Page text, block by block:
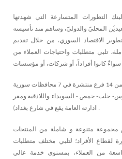
التطورات المتسارعة التي شهدتها
المحليّ والدوليّ، وساهم منذ تأسيسه
الاقتصاد السوري، من خلال تقديم
تلبي متطلبات واحتياجات العملاء من
يقدم البنك خدماته عبر شبكة من 14 فرع منتشرة في 7 محافظات سورية
حمص - السويداء واللاذقية ومقر
ادارته العامة يقع في شارع بغداد) .
مجموعة متنوعة و شاملة من المنتجات
لقطاع الأفراد؛ لتلبي مختلف متطلبات
من العملاء، بمستوى خدمة عالي